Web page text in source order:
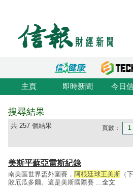
主頁 即時新聞 今日
搜尋結果
共 257 個結果 頁數： 1
美斯平蘇亞雷斯紀錄
南美區世界盃外圍賽， 阿根廷球王美斯 （
敗厄瓜多爾。這是美斯國際賽 ...全文